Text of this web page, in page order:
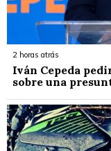
2 horas atrás
Iván Cepeda
sobre una